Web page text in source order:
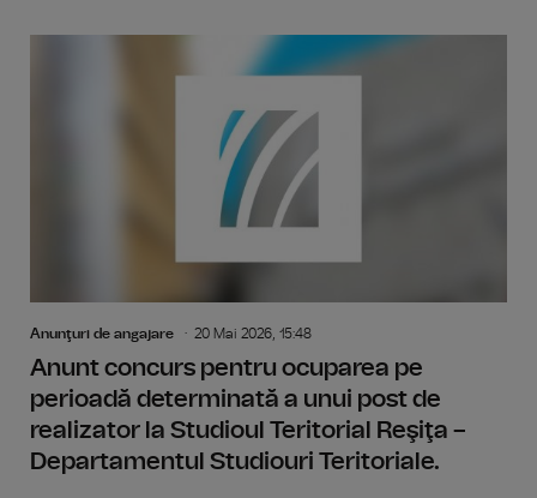
Anunţuri de angajare 20 Mai 2026, 15:48
Anunt concurs pentru ocuparea pe
perioadă determinată a unui post de
realizator la Studioul Teritorial Reşiţa –
Departamentul Studiouri Teritoriale.